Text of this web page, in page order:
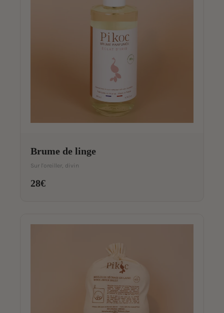
Brume de linge
Sur l'oreiller, divin
28€